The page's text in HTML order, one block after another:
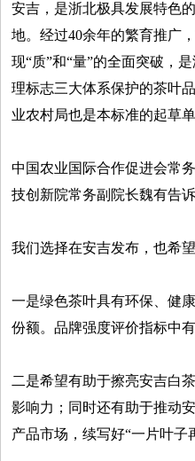
安吉，是浙北极具发展特色
地。经过40余年的繁育推广
现“质”和“量”的全面突破，
理标志三大体系保护的茶叶
业农村局也是本标准的起草单
中国农业国际合作促进会常
技创新院常务副院长魏有告诉
我们选择在安吉发布，也希
一是绿色茶叶具有环保、健
份额。品牌强度评价指标中
二是希望有助于擦亮安吉白
影响力；同时还有助于推动
产品市场，续写好“一片叶子